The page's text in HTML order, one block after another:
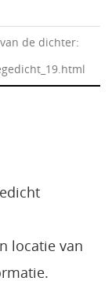
de dichter:
locatie van